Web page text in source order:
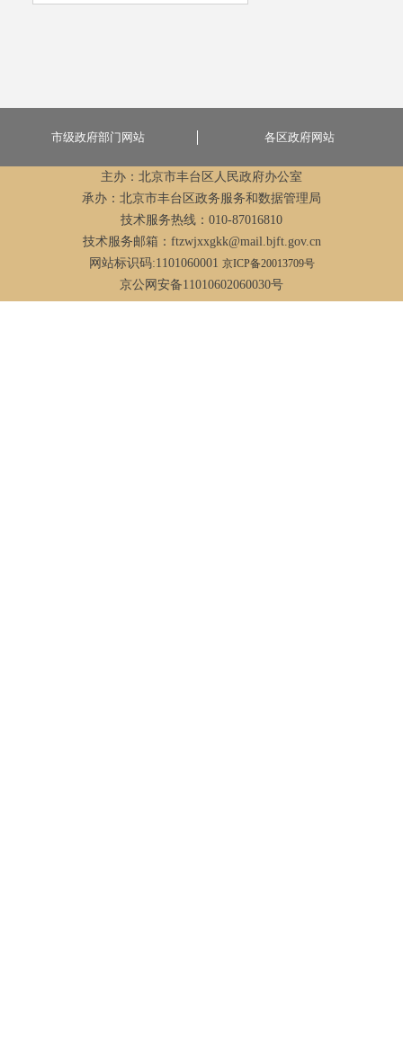
市级政府部门网站 各区政府网站
主办：北京市丰台区人民政府办公室
承办：北京市丰台区政务服务和数据管理局
技术服务热线：010-87016810
技术服务邮箱：ftzwjxxgkk@mail.bjft.gov.cn
网站标识码:1101060001 京ICP备20013709号
京公网安备11010602060030号